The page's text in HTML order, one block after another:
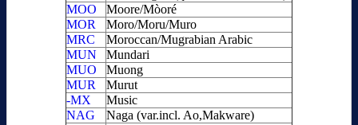
MOO
Moore/Mòoré
MOR
Moro/Moru/Muro
MRC
Moroccan/Mugrabian Arabic
MUN
Mundari
MUO
Muong
MUR
Murut
-MX
Music
NAG
Naga (var.incl. Ao,Makware)